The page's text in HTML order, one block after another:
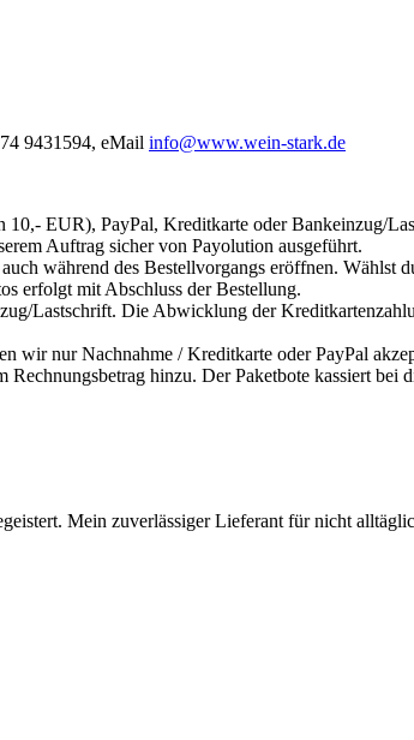
9431594, eMail info@www.wein-stark.de
EUR), PayPal, Kreditkarte oder Bankeinzug/
Auftrag sicher von Payolution ausgeführt.
während des Bestellvorgangs eröffnen. Wählst
erfolgt mit Abschluss der Bestellung.
Lastschrift. Die Abwicklung der
wir nur Nachnahme / Kreditkarte oder PayPal
hinzu. Der Paketbote kassiert bei
Mein zuverlässiger Lieferant für nicht